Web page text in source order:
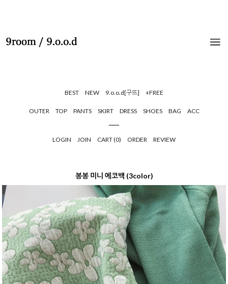
BEST NEW 9.o.o.d[구뜨] +FREE
OUTER TOP PANTS SKIRT DRESS SHOES BAG ACC
LOGIN JOIN CART (0) ORDER REVIEW
봉봉 미니 에코백 (3color)